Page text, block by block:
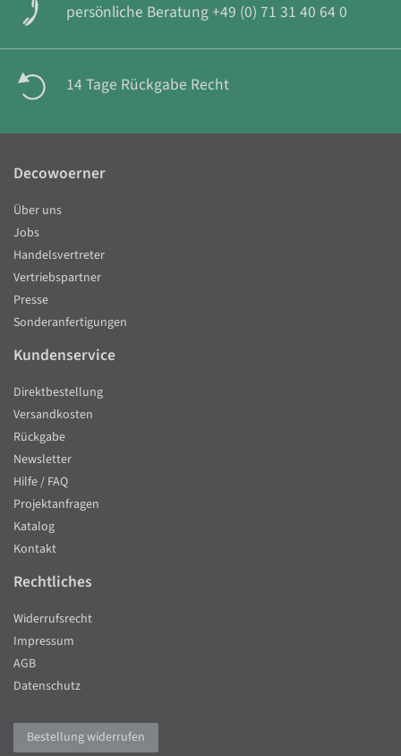
persönliche Beratung +49 (0) 71 31 40 64 0
14 Tage Rückgabe Recht
Decowoerner
Über uns
Jobs
Handelsvertreter
Vertriebspartner
Presse
Sonderanfertigungen
Kundenservice
Direktbestellung
Versandkosten
Rückgabe
Newsletter
Hilfe / FAQ
Projektanfragen
Katalog
Kontakt
Rechtliches
Widerrufsrecht
Impressum
AGB
Datenschutz
Bestellung widerrufen